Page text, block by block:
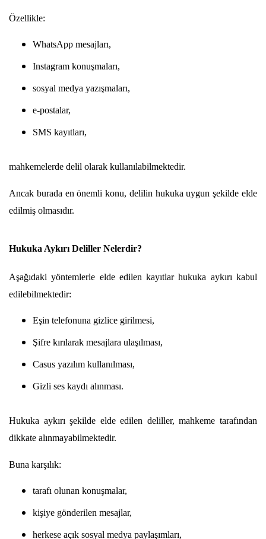
Özellikle:
WhatsApp mesajları,
Instagram konuşmaları,
sosyal medya yazışmaları,
e-postalar,
SMS kayıtları,
mahkemelerde delil olarak kullanılabilmektedir.
Ancak burada en önemli konu, delilin hukuka uygun şekilde elde
edilmiş olmasıdır.
Hukuka Aykırı Deliller Nelerdir?
Aşağıdaki yöntemlerle elde edilen kayıtlar hukuka aykırı kabul
edilebilmektedir:
Eşin telefonuna gizlice girilmesi,
Şifre kırılarak mesajlara ulaşılması,
Casus yazılım kullanılması,
Gizli ses kaydı alınması.
Hukuka aykırı şekilde elde edilen deliller, mahkeme tarafından
dikkate alınmayabilmektedir.
Buna karşılık:
tarafı olunan konuşmalar,
kişiye gönderilen mesajlar,
herkese açık sosyal medya paylaşımları,